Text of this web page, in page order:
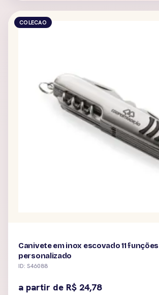
COLECAO
Canivete em inox escovado 11 funções
personalizado
ID: S46088
a partir de R$ 24,78